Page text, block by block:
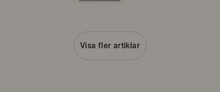
Visa fler artiklar